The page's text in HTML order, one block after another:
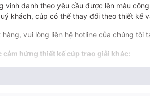
vinh danh theo yêu cầu được lên màu
khách, cúp có thể thay đổi theo thiết kế
vui lòng liên hệ hotline của chúng tôi
cảm hứng thiết kế cúp trao giải khác:
trình kiến tạo giá trị độc quyền cho tập đoàn